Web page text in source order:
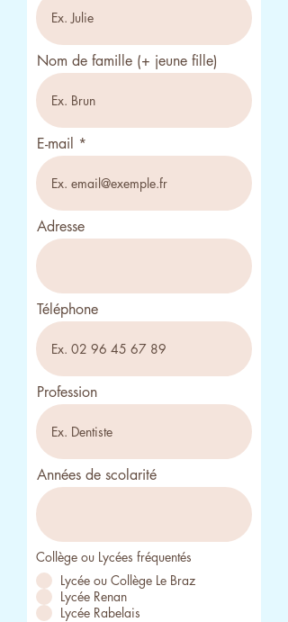
Nom de famille (+ jeune fille)
E-mail
Adresse
Téléphone
Profession
Années de scolarité
Collège ou Lycées fréquentés
Lycée ou Collège Le Braz
Lycée Renan
Lycée Rabelais